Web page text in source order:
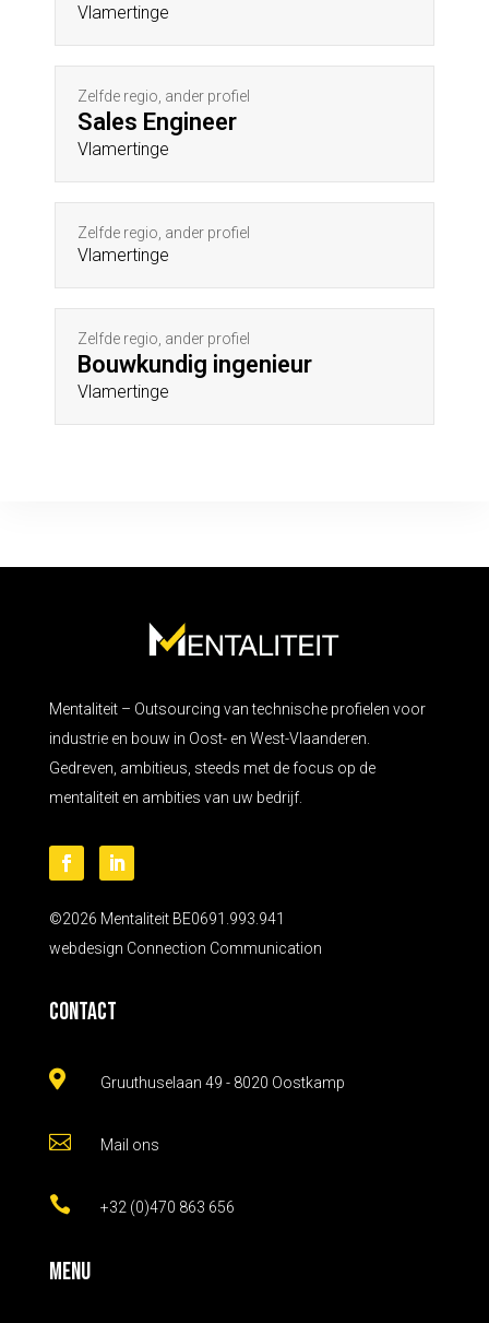
Vlamertinge
Zelfde regio, ander profiel
Sales Engineer
Vlamertinge
Zelfde regio, ander profiel
Vlamertinge
Zelfde regio, ander profiel
Bouwkundig ingenieur
Vlamertinge
Mentaliteit – Outsourcing van technische profielen voor
industrie en bouw in Oost- en West-Vlaanderen.
Gedreven, ambitieus, steeds met de focus op de
mentaliteit en ambities van uw bedrijf.
©2026 Mentaliteit BE0691.993.941
webdesign Connection Communication
Contact
 Gruuthuselaan 49 - 8020 Oostkamp
 Mail ons
 +32 (0)470 863 656
Menu